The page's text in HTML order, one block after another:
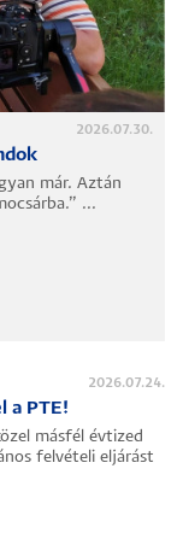
2026.07.30.
már. Aztán
...
2026.07.24.
a PTE!
másfél évtized
felvételi eljárást